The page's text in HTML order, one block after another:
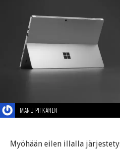
MANU PITKÄNEN
Myöhään eilen illalla